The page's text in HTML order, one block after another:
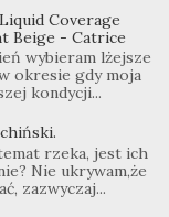
Coverage
Beige - Catrice
wybieram lżejsze
okresie gdy moja
kondycji...
rzeka, jest ich
Nie ukrywam,że
zazwyczaj...